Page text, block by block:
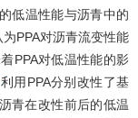
低温性能与沥青中的
PPA对沥青流变性能
PPA对低温性能的影
利用PPA分别改性了基
青在改性前后的低温